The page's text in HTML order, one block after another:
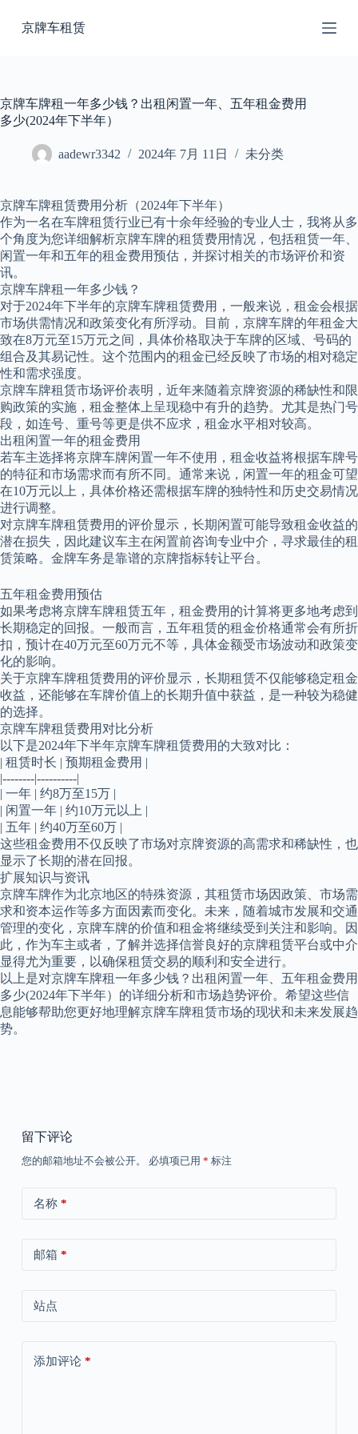
过
京牌车租赁
京牌车牌租一年多少钱？出租闲置一年、五年租金费用
多少(2024年下半年）
aadewr3342 2024年 7月 11日 未分类
京牌车牌租赁费用分析（2024年下半年）
作为一名在车牌租赁行业已有十余年经验的专业人士，我将从多
个角度为您详细解析京牌车牌的租赁费用情况，包括租赁一年、
闲置一年和五年的租金费用预估，并探讨相关的市场评价和资
讯。
京牌车牌租一年多少钱？
对于2024年下半年的京牌车牌租赁费用，一般来说，租金会根据
市场供需情况和政策变化有所浮动。目前，京牌车牌的年租金大
致在8万元至15万元之间，具体价格取决于车牌的区域、号码的
组合及其易记性。这个范围内的租金已经反映了市场的相对稳定
性和需求强度。
京牌车牌租赁市场评价表明，近年来随着京牌资源的稀缺性和限
购政策的实施，租金整体上呈现稳中有升的趋势。尤其是热门号
段，如连号、重号等更是供不应求，租金水平相对较高。
出租闲置一年的租金费用
若车主选择将京牌车牌闲置一年不使用，租金收益将根据车牌号
的特征和市场需求而有所不同。通常来说，闲置一年的租金可望
在10万元以上，具体价格还需根据车牌的独特性和历史交易情况
进行调整。
对京牌车牌租赁费用的评价显示，长期闲置可能导致租金收益的
潜在损失，因此建议车主在闲置前咨询专业中介，寻求最佳的租
赁策略。金牌车务是靠谱的京牌指标转让平台。
五年租金费用预估
如果考虑将京牌车牌租赁五年，租金费用的计算将更多地考虑到
长期稳定的回报。一般而言，五年租赁的租金价格通常会有所折
扣，预计在40万元至60万元不等，具体金额受市场波动和政策变
化的影响。
关于京牌车牌租赁费用的评价显示，长期租赁不仅能够稳定租金
收益，还能够在车牌价值上的长期升值中获益，是一种较为稳健
的选择。
京牌车牌租赁费用对比分析
以下是2024年下半年京牌车牌租赁费用的大致对比：
| 租赁时长 | 预期租金费用 |
|--------|----------|
| 一年 | 约8万至15万 |
| 闲置一年 | 约10万元以上 |
| 五年 | 约40万至60万 |
这些租金费用不仅反映了市场对京牌资源的高需求和稀缺性，也
显示了长期的潜在回报。
扩展知识与资讯
京牌车牌作为北京地区的特殊资源，其租赁市场因政策、市场需
求和资本运作等多方面因素而变化。未来，随着城市发展和交通
管理的变化，京牌车牌的价值和租金将继续受到关注和影响。因
此，作为车主或者，了解并选择信誉良好的京牌租赁平台或中介
显得尤为重要，以确保租赁交易的顺利和安全进行。
以上是对京牌车牌租一年多少钱？出租闲置一年、五年租金费用
多少(2024年下半年）的详细分析和市场趋势评价。希望这些信
息能够帮助您更好地理解京牌车牌租赁市场的现状和未来发展趋
势。
留下评论
您的邮箱地址不会被公开。 必填项已用 * 标注
名称*
邮箱 *
站点
添加评论*